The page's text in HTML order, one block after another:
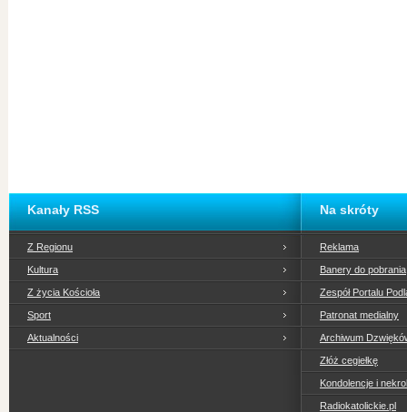
Kanały RSS
Z Regionu
Kultura
Z życia Kościoła
Sport
Aktualności
Na skróty
Reklama
Banery do pobrania
Zespół Portalu
Patronat medialny
Archiwum
Złóż cegiełkę
Kondolencje i
Radiokatolickie.pl